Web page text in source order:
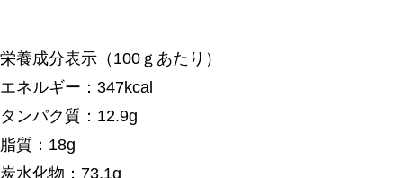
栄養成分表示（100ｇあたり）
エネルギー：347kcal
タンパク質：12.9g
脂質：18g
炭水化物：73.1g